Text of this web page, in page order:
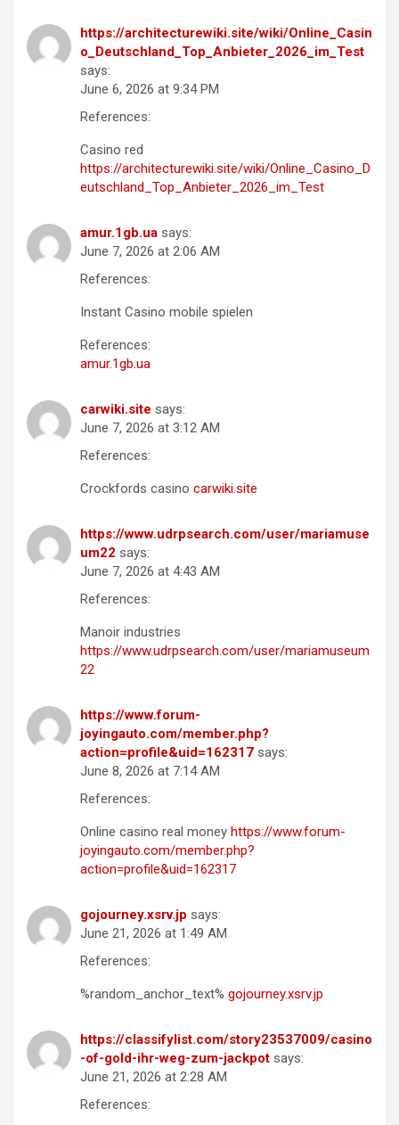
https://architecturewiki.site/wiki/Online_Casin
o_Deutschland_Top_Anbieter_2026_im_Test
says:
June 6, 2026 at 9:34 PM
References:
Casino red
https://architecturewiki.site/wiki/Online_Casino_D
eutschland_Top_Anbieter_2026_im_Test
amur.1gb.ua says:
June 7, 2026 at 2:06 AM
References:
Instant Casino mobile spielen
References:
amur.1gb.ua
carwiki.site says:
June 7, 2026 at 3:12 AM
References:
Crockfords casino carwiki.site
https://www.udrpsearch.com/user/mariamuse
um22 says:
June 7, 2026 at 4:43 AM
References:
Manoir industries
https://www.udrpsearch.com/user/mariamuseum
22
https://www.forum-
joyingauto.com/member.php?
action=profile&uid=162317 says:
June 8, 2026 at 7:14 AM
References:
Online casino real money https://www.forum-
joyingauto.com/member.php?
action=profile&uid=162317
gojourney.xsrv.jp says:
June 21, 2026 at 1:49 AM
References:
%random_anchor_text% gojourney.xsrv.jp
https://classifylist.com/story23537009/casino
-of-gold-ihr-weg-zum-jackpot says:
June 21, 2026 at 2:28 AM
References: